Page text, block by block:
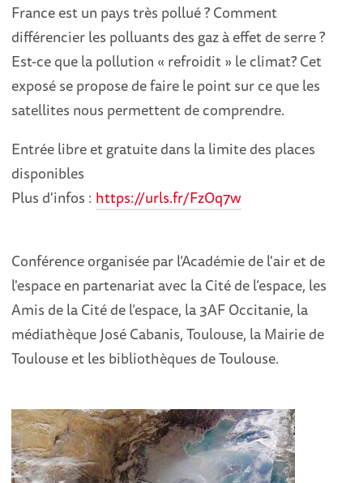
France est un pays très pollué ? Comment
différencier les polluants des gaz à effet de serre ?
Est-ce que la pollution « refroidit » le climat? Cet
exposé se propose de faire le point sur ce que les
satellites nous permettent de comprendre.
Entrée libre et gratuite dans la limite des places
disponibles
Plus d'infos : https://urls.fr/FzOq7w
Conférence organisée par l’Académie de l'air et de
l'espace en partenariat avec la Cité de l’espace, les
Amis de la Cité de l’espace, la 3AF Occitanie, la
médiathèque José Cabanis, Toulouse, la Mairie de
Toulouse et les bibliothèques de Toulouse.